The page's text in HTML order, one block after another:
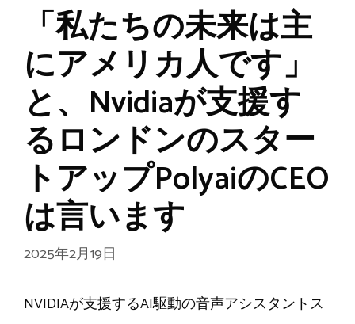
「私たちの未来は主
にアメリカ人です」
と、Nvidiaが支援す
るロンドンのスター
トアップPolyaiのCEO
は言います
2025年2月19日
NVIDIAが支援するAI駆動の音声アシスタントス